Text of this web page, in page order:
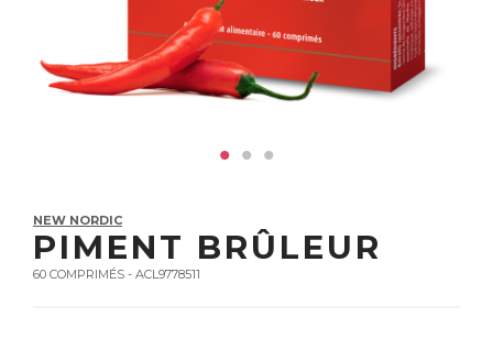
NEW NORDIC
PIMENT BRÛLEUR
60 COMPRIMÉS - ACL9778511